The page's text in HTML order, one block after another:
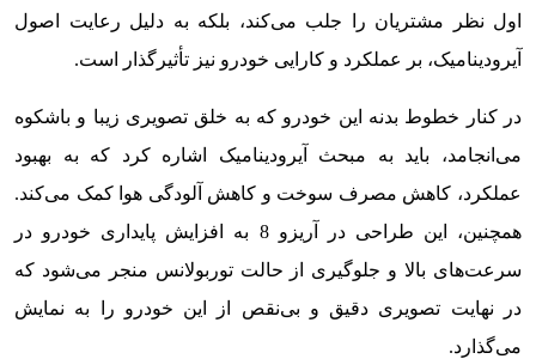
اول نظر مشتریان را جلب می‌کند، بلکه به دلیل رعایت اصول
آیرودینامیک، بر عملکرد و کارایی خودرو نیز تأثیرگذار است.
در کنار خطوط بدنه این خودرو که به خلق تصویری زیبا و باشکوه
می‌انجامد، باید به مبحث آیرودینامیک اشاره کرد که به بهبود
عملکرد، کاهش مصرف سوخت و کاهش آلودگی هوا کمک می‌کند.
همچنین، این طراحی در آریزو 8 به افزایش پایداری خودرو در
سرعت‌های بالا و جلوگیری از حالت توربولانس منجر می‌شود که
در نهایت تصویری دقیق و بی‌نقص از این خودرو را به نمایش
می‌گذارد.